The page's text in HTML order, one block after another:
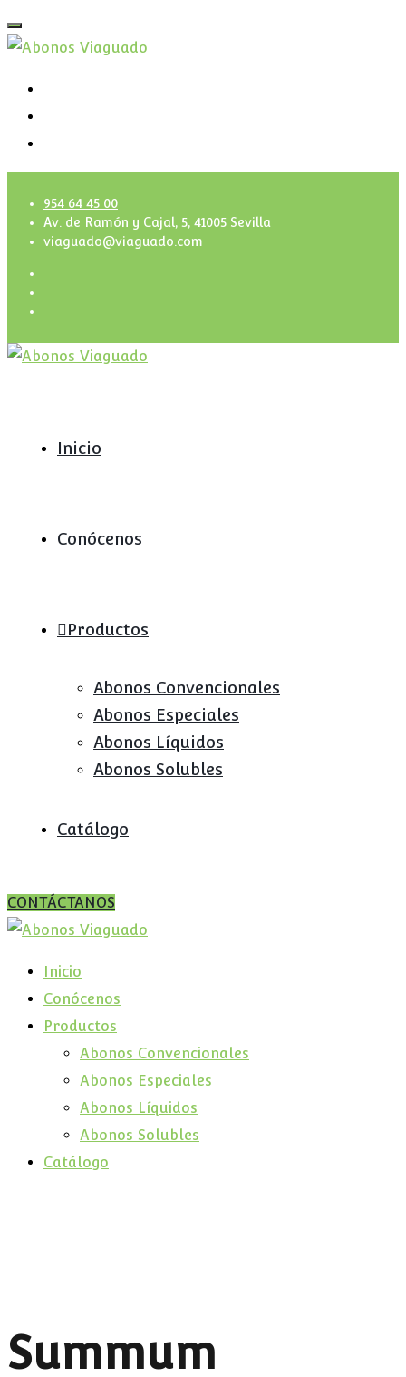
954 64 45 00
Av. de Ramón y Cajal, 5, 41005 Sevilla
viaguado@viaguado.com
Inicio
Conócenos
Productos
Abonos Convencionales
Abonos Especiales
Abonos Líquidos
Abonos Solubles
Catálogo
CONTÁCTANOS
Inicio
Conócenos
Productos
Abonos Convencionales
Abonos Especiales
Abonos Líquidos
Abonos Solubles
Catálogo
Summum